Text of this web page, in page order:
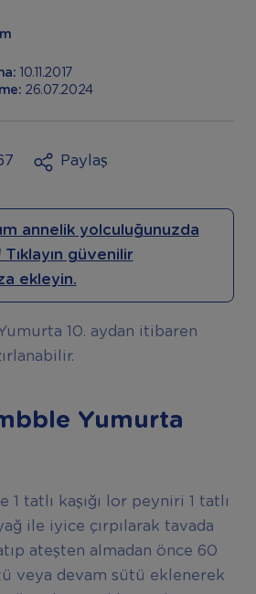
10.11.2017
26.07.2024
Paylaş
annelik yolculuğunuzda
Tıklayın güvenilir
ekleyin.
10. aydan itibaren
Yumurta
1 tatlı kaşığı lor peyniri 1 tatlı
ile iyice çırpılarak tavada
ateşten almadan önce 60
veya devam sütü eklenerek